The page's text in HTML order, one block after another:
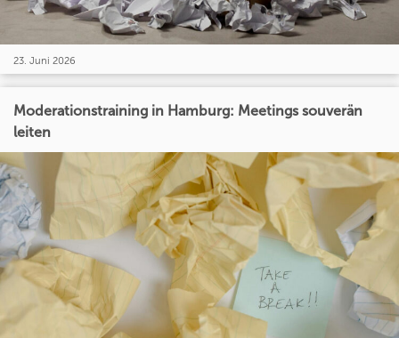
23. Juni 2026
Moderationstraining in Hamburg: Meetings souverän
leiten